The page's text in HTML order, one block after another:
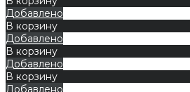
Добавлено
В корзину
Добавлено
В корзину
Добавлено
В корзину
Добавлено